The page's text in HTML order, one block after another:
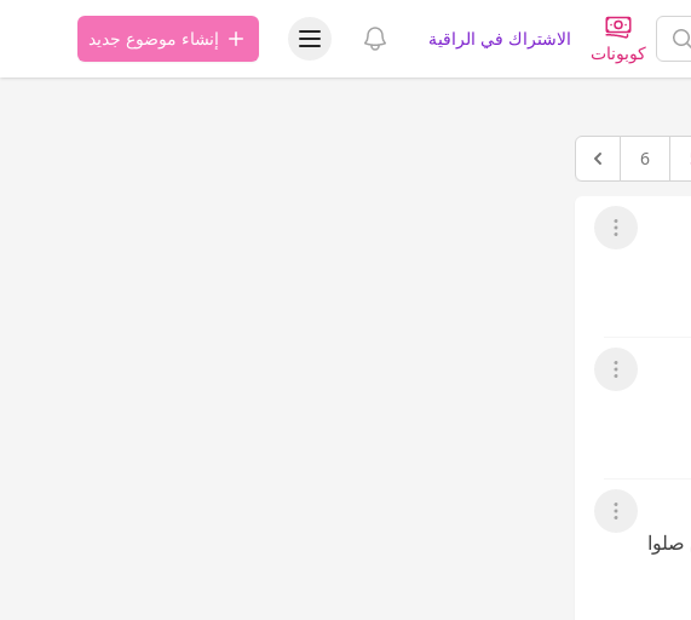
كوبونات
الاشتراك في الراقية عرض الإشعاراتعرض قائمة المستخدمإنشاء موضوع جديد
6
عرض القائمة
عرض القائمة
عرض القائمة
صلوا